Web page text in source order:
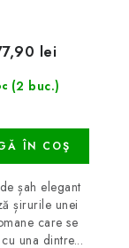
(2 buc.)
lei
ÎN COŞ
șah elegant
șirurile unei
care se
una dintre...